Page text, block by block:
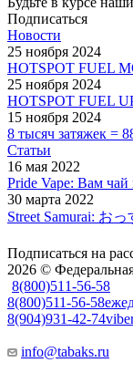
Подписаться
Новости
25 ноября 2024
HOTSPOT FUEL
25 ноября 2024
HOTSPOT FUEL
15 ноября 2024
8 тысяч затяжек =
Статьи
16 мая 2022
Pride Vape: Вам
30 марта 2022
Street Samurai: おっ
Подписаться на
2026 ©
8(800)511-56-58
8(800)511-56-58
8(904)931-42-74
info@tabaks.ru